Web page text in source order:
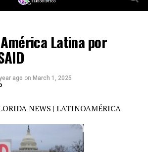
Latina por
ago on March 1, 2025
NEWS | LATINOAMÉRICA